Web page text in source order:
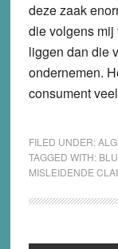
deze zaak
die volgens mij
liggen dan die
ondernemen.
consument
FILED UNDER:
TAGGED WITH:
MISLEIDENDE